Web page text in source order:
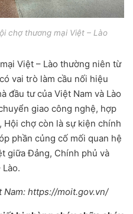
chợ thương mại Việt – Lào
Việt – Lào thường niên từ
vai trò làm cầu nối hiệu
đầu tư của Việt Nam và Lào
giao công nghệ, hợp
chợ còn là sự kiện chính
phần củng cố mối quan hệ
giữa Đảng, Chính phủ và
https://moit.gov.vn/